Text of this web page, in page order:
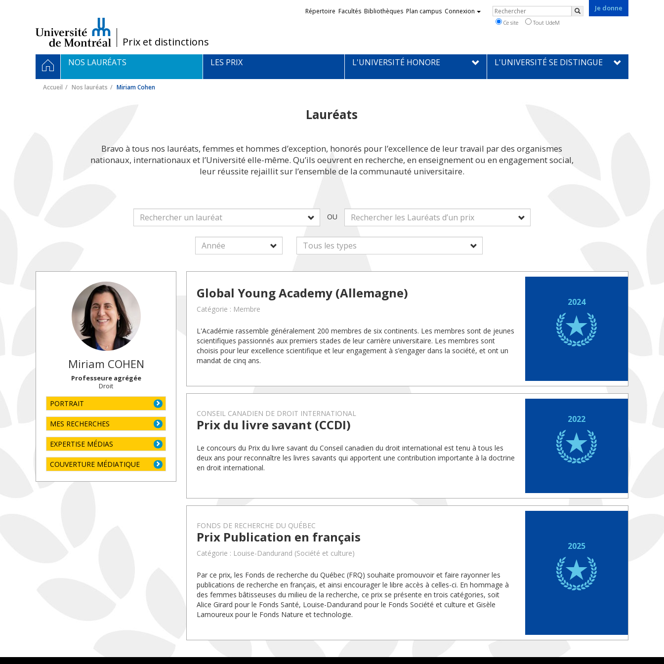
/Prix et distinctions
Je donne
Liens
externes
Répertoire Facultés Bibliothèques Plan campus Connexion Rechercher
Rechercher
Ce site Tout UdeM
Navigation
principale
ACCUEIL
NOS LAURÉATS LES PRIX L'UNIVERSITÉ HONORE L'UNIVERSITÉ SE DISTINGUE
Accueil Nos lauréats Miriam Cohen
Lauréats
Bravo à tous nos lauréats, femmes et hommes d’exception, honorés pour l’excellence de leur travail par des organismes
nationaux, internationaux et l’Université elle-même. Qu’ils oeuvrent en recherche, en enseignement ou en engagement social,
leur réussite rejaillit sur l’ensemble de la communauté universitaire.
OU
Miriam COHEN
Professeure agrégée
Droit
PORTRAIT
MES RECHERCHES
EXPERTISE MÉDIAS
COUVERTURE MÉDIATIQUE
Global Young Academy (Allemagne)
Catégorie : Membre
L'Académie rassemble généralement 200 membres de six continents. Les membres sont de jeunes
scientifiques passionnés aux premiers stades de leur carrière universitaire. Les membres sont
choisis pour leur excellence scientifique et leur engagement à s’engager dans la société, et ont un
mandat de cinq ans.
2024
CONSEIL CANADIEN DE DROIT INTERNATIONAL
Prix du livre savant (CCDI)
Le concours du Prix du livre savant du Conseil canadien du droit international est tenu à tous les
deux ans pour reconnaître les livres savants qui apportent une contribution importante à la doctrine
en droit international.
2022
FONDS DE RECHERCHE DU QUÉBEC
Prix Publication en français
Catégorie : Louise-Dandurand (Société et culture)
Par ce prix, les Fonds de recherche du Québec (FRQ) souhaite promouvoir et faire rayonner les
publications de recherche en français, et ainsi encourager le libre accès à celles-ci. En hommage à
des femmes bâtisseuses du milieu de la recherche, ce prix se présente en trois catégories, soit
Alice Girard pour le Fonds Santé, Louise-Dandurand pour le Fonds Société et culture et Gisèle
Lamoureux pour le Fonds Nature et technologie.
2025